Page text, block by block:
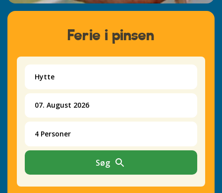
Ferie i pinsen
Hytte
07. August 2026
4 Personer
Søg